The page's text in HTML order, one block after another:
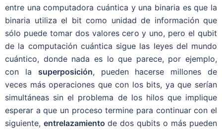
entre una computadora cuántica y una binaria es que la
binaria utiliza el bit como unidad de información que
sólo puede tomar dos valores cero y uno, pero el qubit
de la computación cuántica sigue las leyes del mundo
cuántico, donde nada es lo que parece, por ejemplo,
con la superposición, pueden hacerse millones de
veces más operaciones que con los bits, ya que serían
simultáneas sin el problema de los hilos que implique
esperar a que un proceso termine para continuar con el
siguiente, entrelazamiento de dos qubits o más pueden